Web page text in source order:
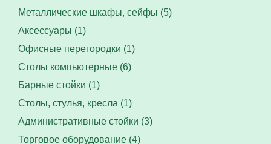
Металлические шкафы, сейфы (5)
Аксессуары (1)
Офисные перегородки (1)
Столы компьютерные (6)
Барные стойки (1)
Столы, стулья, кресла (1)
Административные стойки (3)
Торговое оборудование (4)